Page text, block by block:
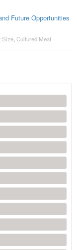
Future Opportunities
Size, Cultured Meat